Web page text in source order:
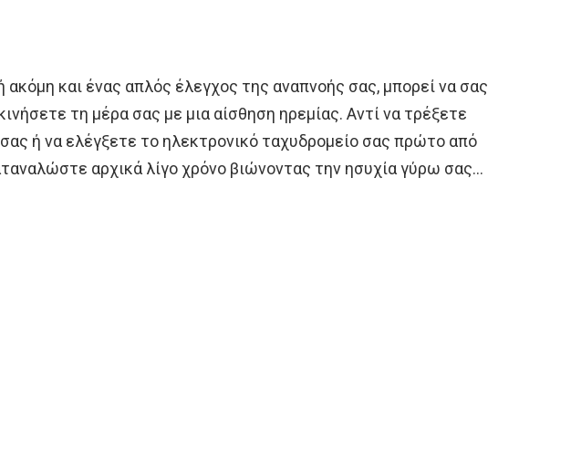
ακόμη και ένας απλός έλεγχος της αναπνοής σας, μπορεί να σας
τη μέρα σας με μια αίσθηση ηρεμίας. Αντί να τρέξετε
ή να ελέγξετε το ηλεκτρονικό ταχυδρομείο σας πρώτο από
αρχικά λίγο χρόνο βιώνοντας την ησυχία γύρω σας…